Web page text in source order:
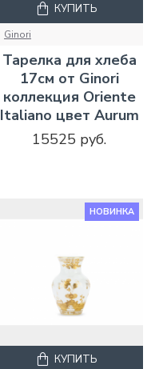
Ginori
Тарелка для хлеба
17см от Ginori
коллекция Oriente
Italiano цвет Aurum
15525 руб.
КУПИТЬ
НОВИНКА
КУПИТЬ